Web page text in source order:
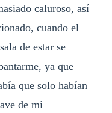
caluroso, así
cuando el
de estar se
ya que
que solo habían
de mi